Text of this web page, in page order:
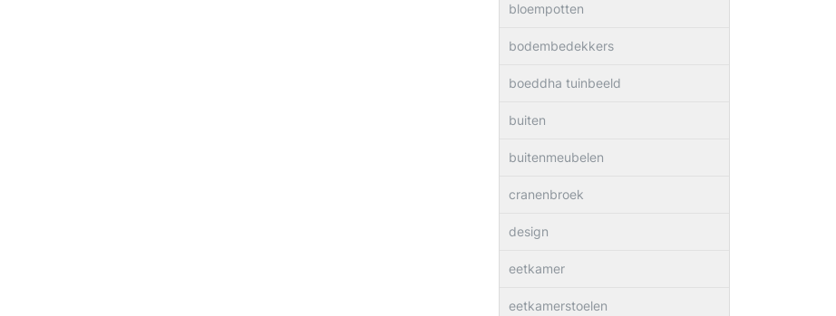
bloempotten
bodembedekkers
boeddha tuinbeeld
buiten
buitenmeubelen
cranenbroek
design
eetkamer
eetkamerstoelen